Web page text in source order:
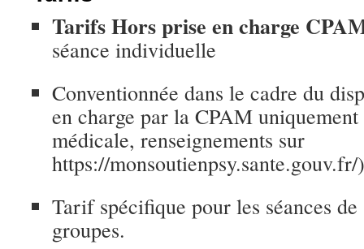
Tarifs Hors prise en charge
séance individuelle
Conventionnée dans le cadre du
en charge par la CPAM
médicale, renseignements sur
https://monsoutienpsy.sante.gouv.fr/)
Tarif spécifique pour les séances
groupes.